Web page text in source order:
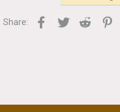
Share: Facebook
Twitter Reddit